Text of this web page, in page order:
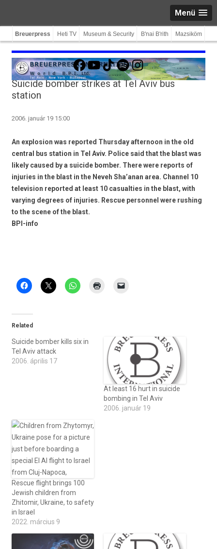
Menü
Breuerpress Heti TV Museum & Security B'nai B'rith Mazsiköm
Facebook
YouTube
TikTokSpotifyInstagram
Suicide bomber strikes at Tel Aviv bus
station
2006. január 19 15:00
An explosion was reported Thursday afternoon in the old
central bus station in Tel Aviv. Police said that the blast was
likely caused by a suicide bomber. There were reports of
injuries in the blast in the Neveh Sha’anan area. Channel 10
television reported at least 10 casualties in the blast, with
varying degrees of injuries. Rescue personnel were rushing
to the scene of the blast.
BPI-info
Related
Suicide bomber kills six in
Tel Aviv attack
2006. április 17
At least 16 hurt in suicide
bombing in Tel Aviv
2006. január 19
Rescue flight brings 100
Jewish children from
Zhitomir, Ukraine, to safety
in Israel
2022. március 9